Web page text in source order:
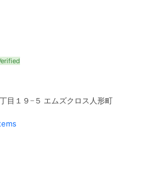
目１９−５ エムズクロス人形町